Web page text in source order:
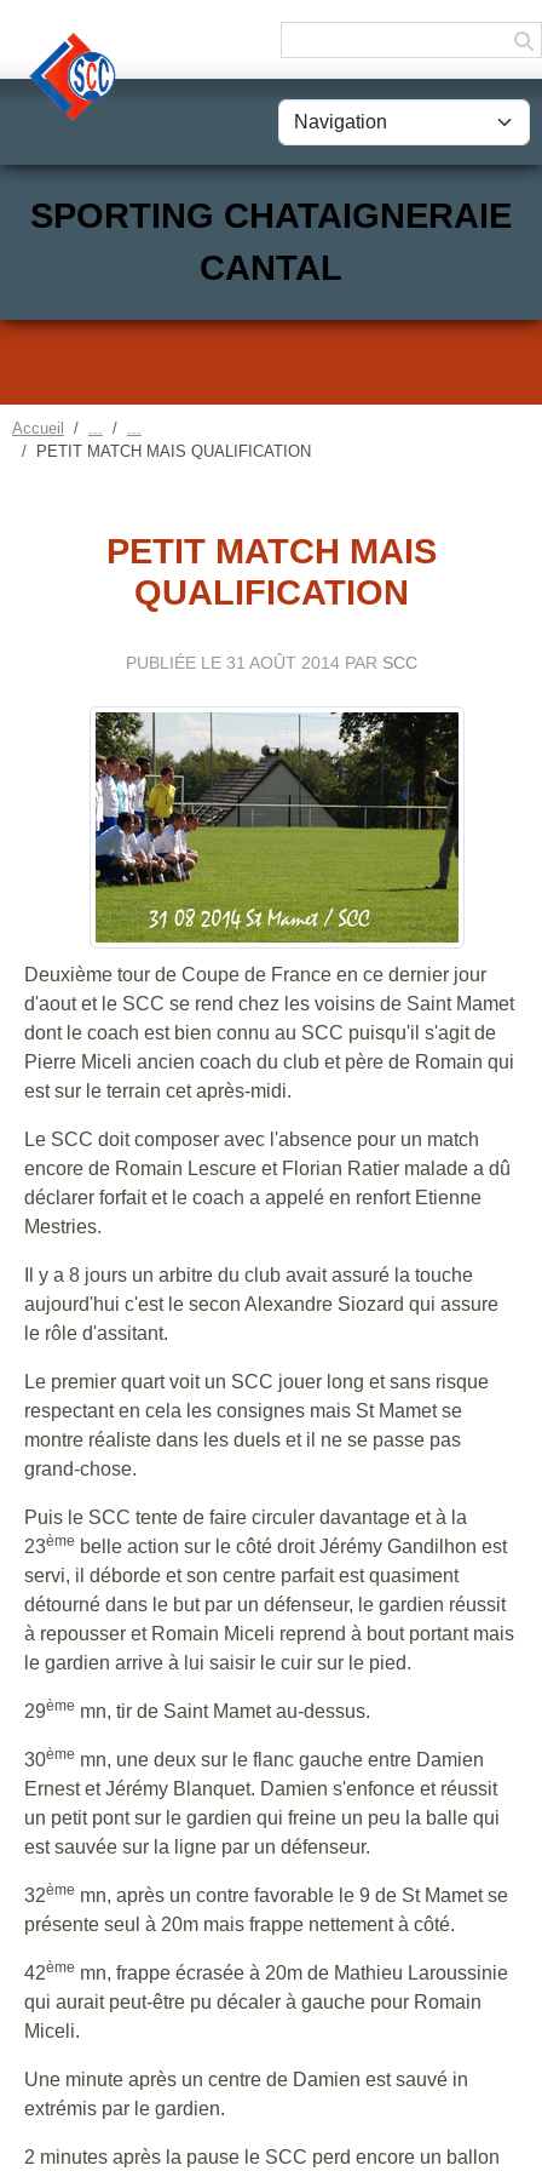
SPORTING CHATAIGNERAIE
CANTAL
Accueil
PETIT MATCH MAIS QUALIFICATION
PETIT MATCH MAIS
QUALIFICATION
PUBLIÉE LE 31 AOÛT 2014PAR SCC
Deuxième tour de Coupe de France en ce dernier jour
d'aout et le SCC se rend chez les voisins de Saint Mamet
dont le coach est bien connu au SCC puisqu'il s'agit de
Pierre Miceli ancien coach du club et père de Romain qui
est sur le terrain cet après-midi.
Le SCC doit composer avec l'absence pour un match
encore de Romain Lescure et Florian Ratier malade a dû
déclarer forfait et le coach a appelé en renfort Etienne
Mestries.
Il y a 8 jours un arbitre du club avait assuré la touche
aujourd'hui c'est le secon Alexandre Siozard qui assure
le rôle d'assitant.
Le premier quart voit un SCC jouer long et sans risque
respectant en cela les consignes mais St Mamet se
montre réaliste dans les duels et il ne se passe pas
grand-chose.
Puis le SCC tente de faire circuler davantage et à la
23ème belle action sur le côté droit Jérémy Gandilhon est
servi, il déborde et son centre parfait est quasiment
détourné dans le but par un défenseur, le gardien réussit
à repousser et Romain Miceli reprend à bout portant mais
le gardien arrive à lui saisir le cuir sur le pied.
29ème mn, tir de Saint Mamet au-dessus.
30ème mn, une deux sur le flanc gauche entre Damien
Ernest et Jérémy Blanquet. Damien s'enfonce et réussit
un petit pont sur le gardien qui freine un peu la balle qui
est sauvée sur la ligne par un défenseur.
32ème mn, après un contre favorable le 9 de St Mamet se
présente seul à 20m mais frappe nettement à côté.
42ème mn, frappe écrasée à 20m de Mathieu Laroussinie
qui aurait peut-être pu décaler à gauche pour Romain
Miceli.
Une minute après un centre de Damien est sauvé in
extrémis par le gardien.
2 minutes après la pause le SCC perd encore un ballon